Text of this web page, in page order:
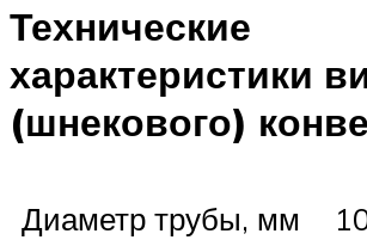
Технические
характеристики
(шнекового)
Диаметр трубы, мм